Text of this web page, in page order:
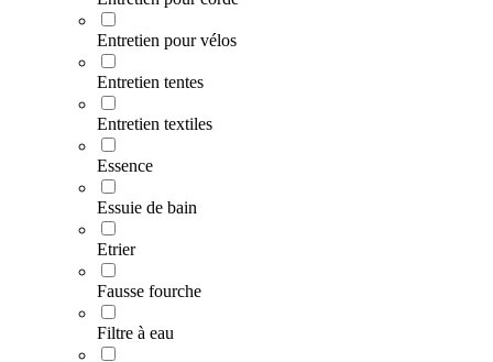
Entretien pour vélos
Entretien tentes
Entretien textiles
Essence
Essuie de bain
Etrier
Fausse fourche
Filtre à eau